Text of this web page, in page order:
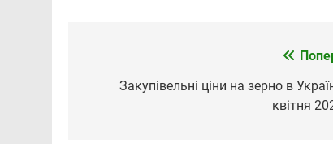
записів
Закупівельні ціни на зерно в
квітня